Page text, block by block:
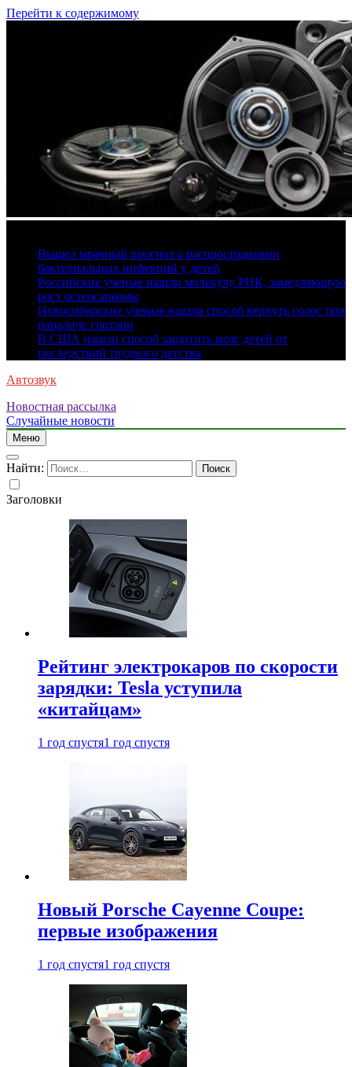
Перейти к содержимому
Вышел мрачный прогноз о распространении
бактериальных инфекций у детей
Российские ученые нашли молекулу РНК, замедляющую
рост остеосаркомы
Новосибирские ученые нашли способ вернуть голос при
параличе гортани
В США нашли способ защитить мозг детей от
последствий трудного детства
Автозвук
Новостная рассылка
Случайные новости
Меню
Найти:
Заголовки
Рейтинг электрокаров по скорости
зарядки: Tesla уступила
«китайцам»
1 год спустя1 год спустя
Новый Porsche Cayenne Coupe:
первые изображения
1 год спустя1 год спустя